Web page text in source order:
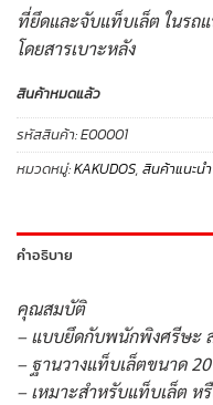
ที่ยึดและจับแท็บเล็ต ในร
โดยสารเบาะหลัง
สินค้าหมดแล้ว
รหัสสินค้า:E00001
หมวดหมู่:KAKUDOS, สินค้าแนะนำ
คำอธิบาย
คุณสมบัติ
– แบบยึดกับพนักพิงศรีษะ
– ฐานวางแท็บเล็ตขนาด
– เหมาะสำหรับแท็บเล็ต ห